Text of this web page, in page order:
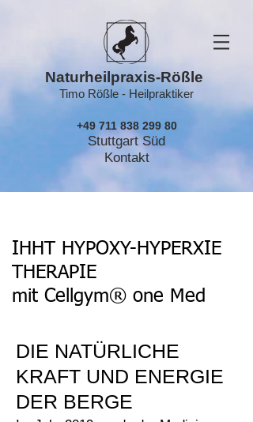
Naturheilpraxis-Rößle
Timo Rößle - Heilpraktiker
+49 711 838 299 80
Stuttgart Süd
Kontakt
IHHT HYPOXY-HYPERXIE
THERAPIE
mit Cellgym® one Med
DIE NATÜRLICHE
KRAFT UND ENERGIE
DER BERGE